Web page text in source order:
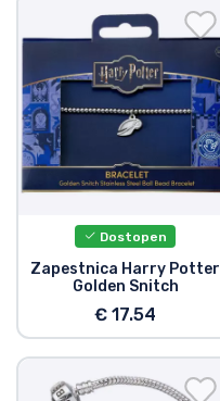
Dostopen
Zapestnica Harry Potter
Golden Snitch
€ 17.54